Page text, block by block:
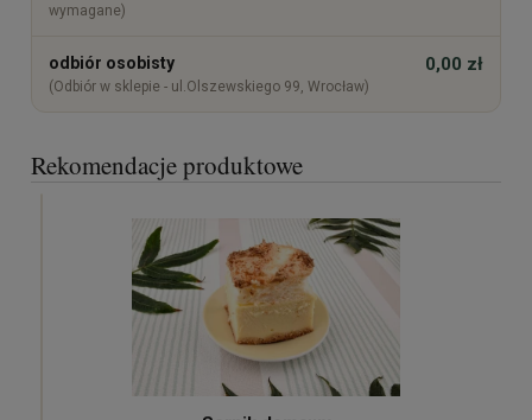
wymagane)
odbiór osobisty
(Odbiór w sklepie - ul.Olszewskiego 99, Wrocław)
0,00 zł
Rekomendacje produktowe